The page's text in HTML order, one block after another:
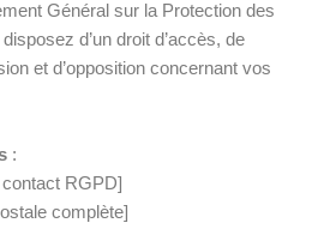
Général sur la Protection des
d’un droit d’accès, de
et d’opposition concernant vos
:
RGPD]
complète]